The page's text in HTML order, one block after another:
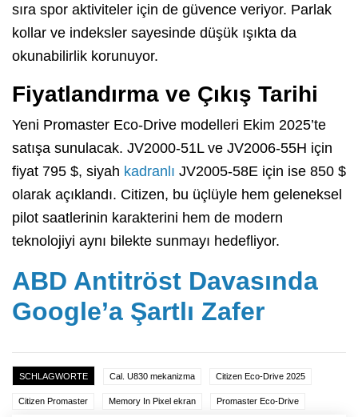
sıra spor aktiviteler için de güvence veriyor. Parlak
kollar ve indeksler sayesinde düşük ışıkta da
okunabilirlik korunuyor.
Fiyatlandırma ve Çıkış Tarihi
Yeni Promaster Eco-Drive modelleri Ekim 2025’te
satışa sunulacak. JV2000-51L ve JV2006-55H için
fiyat 795 $, siyah kadranlı JV2005-58E için ise 850 $
olarak açıklandı. Citizen, bu üçlüyle hem geleneksel
pilot saatlerinin karakterini hem de modern
teknolojiyi aynı bilekte sunmayı hedefliyor.
ABD Antitröst Davasında
Google’a Şartlı Zafer
SCHLAGWORTE Cal. U830 mekanizma Citizen Eco-Drive 2025
Citizen Promaster Memory In Pixel ekran Promaster Eco-Drive